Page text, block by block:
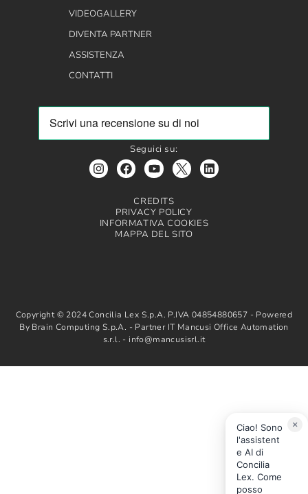
VIDEOGALLERY
DIVENTA PARTNER
ASSISTENZA
CONTATTI
Seguici su:
CREDITS
PRIVACY POLICY
INFORMATIVA COOKIES
MAPPA DEL SITO
Copyright © 2024 Concilia Lex S.p.A. P.IVA 04854880657 - Powered
By Brain Computing S.p.A. - Partner IT Mancusi Office Automation
s.r.l. - info@mancusisrl.it
Ciao! Sono
l'assistent
e AI di
Concilia
Lex. Come
posso
×